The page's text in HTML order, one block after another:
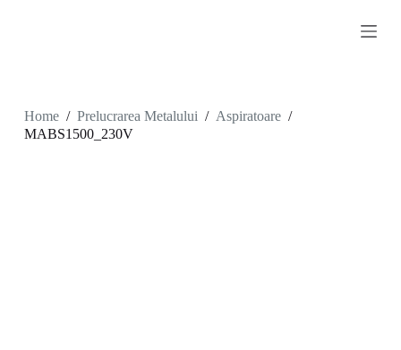
o
Home / Prelucrarea Metalului / Aspiratoare /
MABS1500_230V